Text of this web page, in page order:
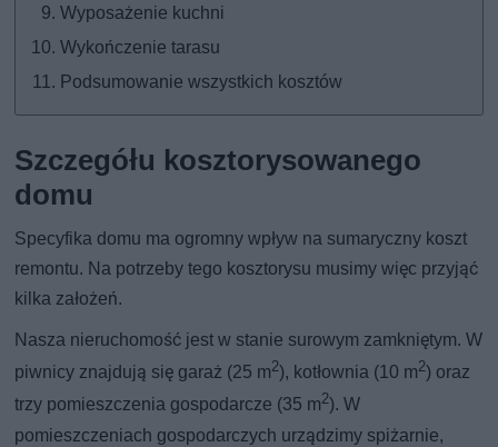
Wyposażenie kuchni
Wykończenie tarasu
Podsumowanie wszystkich kosztów
Szczegółu kosztorysowanego
domu
Specyfika domu ma ogromny wpływ na sumaryczny koszt
remontu. Na potrzeby tego kosztorysu musimy więc przyjąć
kilka założeń.
Nasza nieruchomość jest w stanie surowym zamkniętym. W
piwnicy znajdują się garaż (25 m2), kotłownia (10 m2) oraz
trzy pomieszczenia gospodarcze (35 m2). W
pomieszczeniach gospodarczych urządzimy spiżarnie,